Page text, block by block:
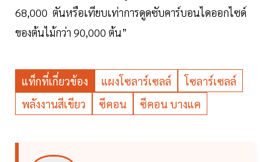
68,000 ตันหรือเทียบเท่าการดูดซับคาร์บอนไดออกไซด์
ของต้นไม้กว่า 90,000 ต้น”
แท็กที่เกี่ยวข้อง แผงโซลาร์เซลล์
โซลาร์เซลล์
พลังงานสีเขียว
ซีคอน ซีคอน บางแค